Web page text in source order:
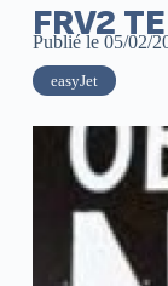
FRV2
Publié le 05/02/
easyJet